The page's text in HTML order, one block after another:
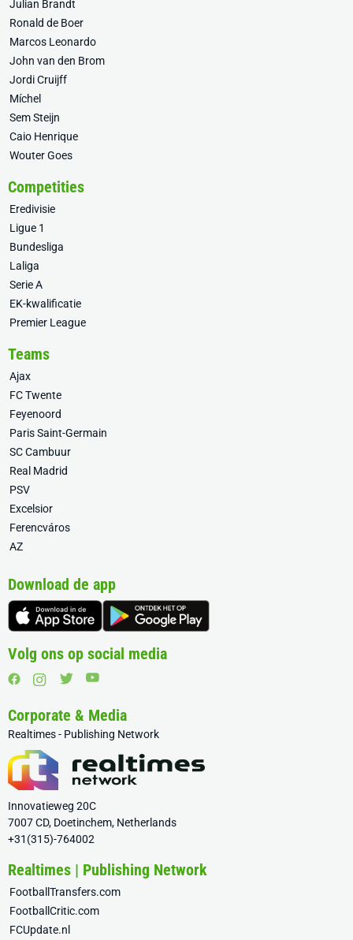
Julian Brandt
Ronald de Boer
Marcos Leonardo
John van den Brom
Jordi Cruijff
Míchel
Sem Steijn
Caio Henrique
Wouter Goes
Competities
Eredivisie
Ligue 1
Bundesliga
Laliga
Serie A
EK-kwalificatie
Premier League
Teams
Ajax
FC Twente
Feyenoord
Paris Saint-Germain
SC Cambuur
Real Madrid
PSV
Excelsior
Ferencváros
AZ
Download de app
Volg ons op social media
Corporate & Media
Realtimes - Publishing Network
Innovatieweg 20C
7007 CD, Doetinchem, Netherlands
+31(315)-764002
Realtimes | Publishing Network
FootballTransfers.com
FootballCritic.com
FCUpdate.nl